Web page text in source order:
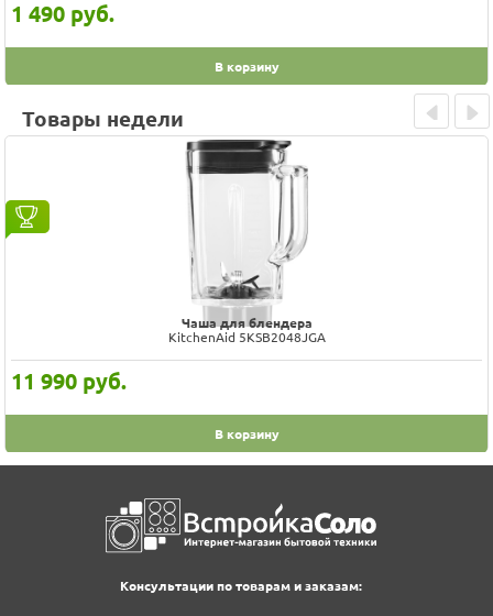
1 490 руб.
В корзину
Товары недели
Чаша для блендера
KitchenAid 5KSB2048JGA
11 990 руб.
В корзину
Prev Next
Консультации по товарам и заказам: